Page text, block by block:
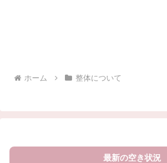
ホーム 整体について
最新の空き状況